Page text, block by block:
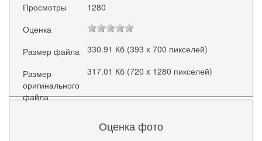
Просмотры
1280
Оценка
Размер файла
330.91 Кб (393 x 700 пикселей)
Размер
оригинального
файла
317.01 Кб (720 x 1280 пикселей)
Оценка фото